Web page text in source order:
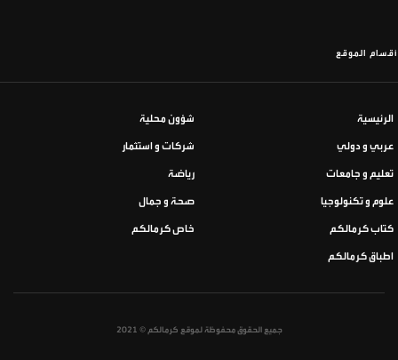
أقسام الموقع
الرئيسية شؤون محلية
عربي و دولي شركات و استثمار
تعليم و جامعات رياضة
علوم و تكنولوجيا صحة و جمال
كتاب كرمالكم خاص كرمالكم
اطباق كرمالكم
جميع الحقوق محفوظة لموقع كرمالكم © 2021